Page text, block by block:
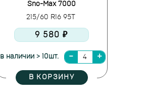
Sno-Max 7000
215/60 R16 95T
9 580 ₽
в наличии > 10шт.
В КОРЗИНУ